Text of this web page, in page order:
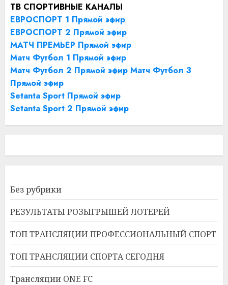
ТВ СПОРТИВНЫЕ КАНАЛЫ
ЕВРОСПОРТ 1 Прямой эфир
ЕВРОСПОРТ 2 Прямой эфир
МАТЧ ПРЕМЬЕР Прямой эфир
Матч Футбол 1 Прямой эфир
Матч Футбол 2 Прямой эфир Матч Футбол 3
Прямой эфир
Setanta Sport Прямой эфир
Setanta Sport 2 Прямой эфир
Без рубрики
РЕЗУЛЬТАТЫ РОЗЫГРЫШЕЙ ЛОТЕРЕЙ
ТОП ТРАНСЛЯЦИИ ПРОФЕССИОНАЛЬНЫЙ СПОРТ
ТОП ТРАНСЛЯЦИИ СПОРТА СЕГОДНЯ
Трансляции ONE FC